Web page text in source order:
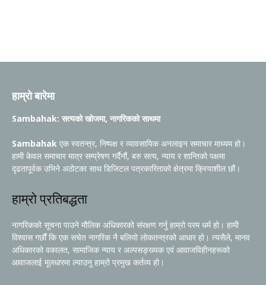
हाम्रो बारेमा
Sambahak: सत्यको खोजमा, नागरिकको साथमा
Sambahak एक स्वतन्त्र, निष्पक्ष र व्यावसायिक अनलाइन समाचार माध्यम हो।
हामी केवल समाचार मात्र सम्प्रेषण गर्दैनौं, बरु सत्य, न्याय र शान्तिको पक्षमा
दृढतापूर्वक उभिने अठोटका साथ डिजिटल पत्रकारिताको क्षेत्रमा क्रियाशील छौं।
हाम्रो प्रतिबद्धता
नागरिकको सूचना पाउने मौलिक अधिकारको संरक्षण गर्नु हाम्रो परम धर्म हो। हामी
विश्वास गर्छौं कि एक सचेत नागरिक नै बलियो लोकतन्त्रको आधार हो। त्यसैले, मानव
अधिकारको वकालत, सामाजिक न्याय र अल्पसङ्ख्यक एवं आवाजविहीनहरूको
आवाजलाई मूलधारमा ल्याउनु हाम्रो प्रमुख कर्तव्य हो।